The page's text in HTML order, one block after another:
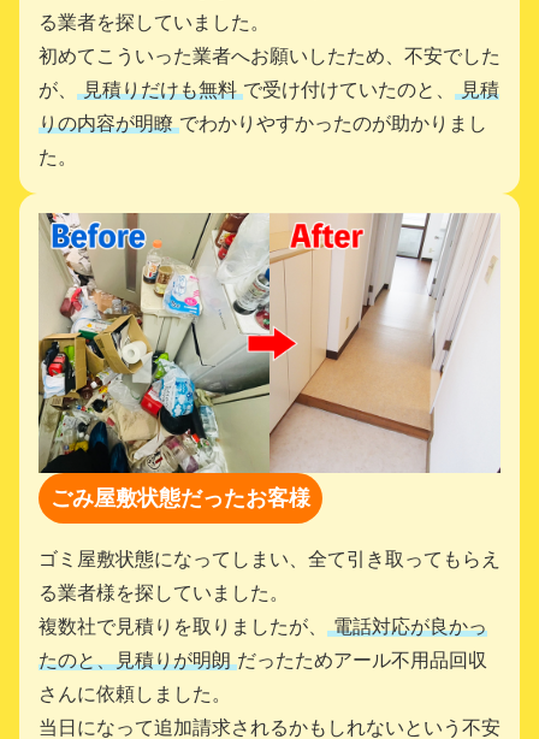
る業者を探していました。
初めてこういった業者へお願いしたため、不安でした
が、
見積りだけも無料 で受け付けていたのと、
見積
りの内容が明瞭 でわかりやすかったのが助かりまし
た。
ごみ屋敷状態だったお客様
ゴミ屋敷状態になってしまい、全て引き取ってもらえ
る業者様を探していました。
複数社で見積りを取りましたが、
電話対応が良かっ
たのと、見積りが明朗 だったためアール不用品回収
さんに依頼しました。
当日になって追加請求されるかもしれないという不安